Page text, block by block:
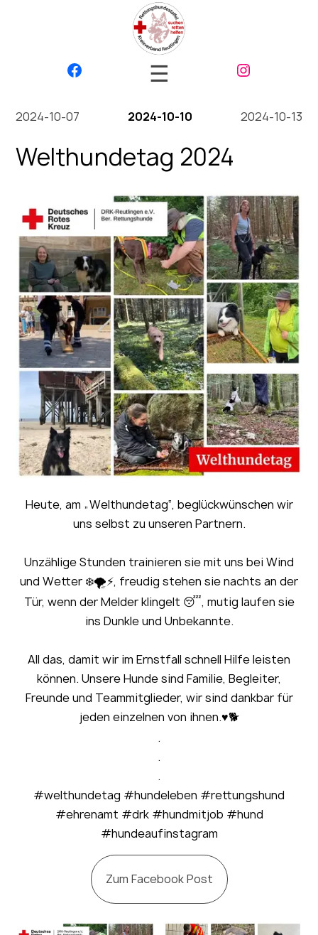
☰
2024-10-07 2024-10-10 2024-10-13
Welthundetag 2024
Heute, am „Welthundetag“, beglückwünschen wir
uns selbst zu unseren Partnern.
Unzählige Stunden trainieren sie mit uns bei Wind
und Wetter ❄️🌪️⚡️, freudig stehen sie nachts an der
Tür, wenn der Melder klingelt 😴, mutig laufen sie
ins Dunkle und Unbekannte.
All das, damit wir im Ernstfall schnell Hilfe leisten
können. Unsere Hunde sind Familie, Begleiter,
Freunde und Teammitglieder, wir sind dankbar für
jeden einzelnen von ihnen.♥️🐕
.
.
.
#welthundetag #hundeleben #rettungshund
#ehrenamt #drk #hundmitjob #hund
#hundeaufinstagram
Zum Facebook Post